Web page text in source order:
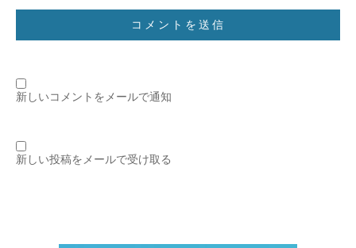
新しいコメントをメールで通知
新しい投稿をメールで受け取る